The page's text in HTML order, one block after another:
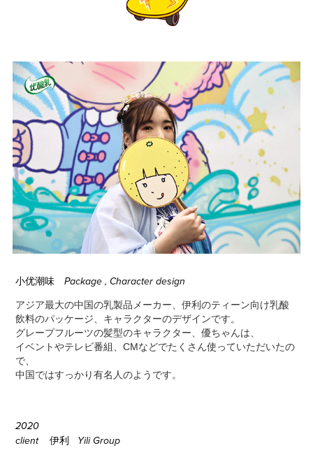
小优潮味 Package , Character design
アジア最大の中国の乳製品メーカー、伊利のティーン向け乳酸
飲料のパッケージ、キャラクターのデザインです。
グレープフルーツの髪型のキャラクター、優ちゃんは、
イベントやテレビ番組、CMなどでたくさん使っていただいたの
で、
中国ではすっかり有名人のようです。
2020
client伊利 Yili Group